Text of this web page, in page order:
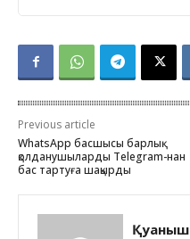
Previous article
WhatsApp басшысы барлық
қолданушыларды Telegram-нан
бас тартуға шақырды
Қуаныш